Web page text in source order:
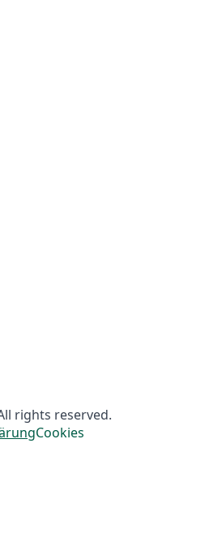
rights reserved.
Cookies